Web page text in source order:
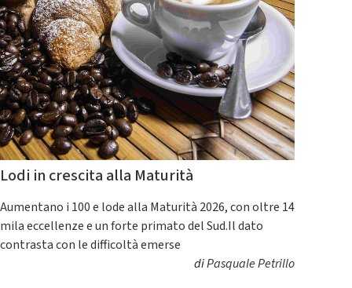
Lodi in crescita alla Maturità
Aumentano i 100 e lode alla Maturità 2026, con oltre 14
mila eccellenze e un forte primato del Sud.Il dato
contrasta con le difficoltà emerse
diPasquale Petrillo